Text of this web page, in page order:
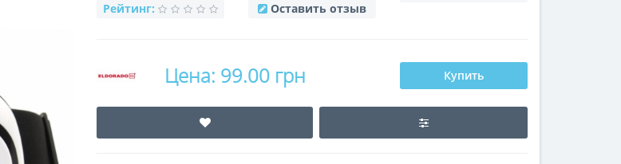
Рейтинг: Оставить отзыв
Цена: 99.00 грн Купить